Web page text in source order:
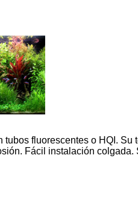
fluorescentes o HQI. Su
Fácil instalación